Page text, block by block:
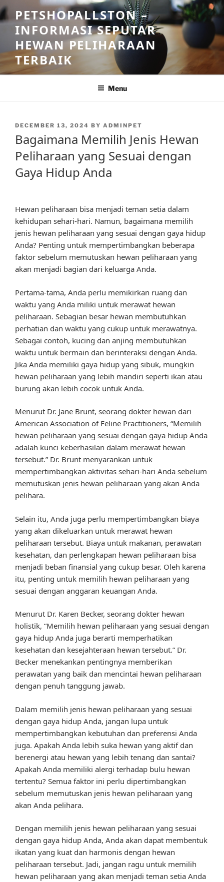
Skip
to
content
PETSHOPALLSTON –
INFORMASI SEPUTAR
HEWAN PELIHARAAN
TERBAIK
Menu
POSTED
DECEMBER 13, 2024 BY ADMINPET
Bagaimana Memilih Jenis Hewan
Peliharaan yang Sesuai dengan
Gaya Hidup Anda
Hewan peliharaan bisa menjadi teman setia dalam
kehidupan sehari-hari. Namun, bagaimana memilih
jenis hewan peliharaan yang sesuai dengan gaya hidup
Anda? Penting untuk mempertimbangkan beberapa
faktor sebelum memutuskan hewan peliharaan yang
akan menjadi bagian dari keluarga Anda.
Pertama-tama, Anda perlu memikirkan ruang dan
waktu yang Anda miliki untuk merawat hewan
peliharaan. Sebagian besar hewan membutuhkan
perhatian dan waktu yang cukup untuk merawatnya.
Sebagai contoh, kucing dan anjing membutuhkan
waktu untuk bermain dan berinteraksi dengan Anda.
Jika Anda memiliki gaya hidup yang sibuk, mungkin
hewan peliharaan yang lebih mandiri seperti ikan atau
burung akan lebih cocok untuk Anda.
Menurut Dr. Jane Brunt, seorang dokter hewan dari
American Association of Feline Practitioners, “Memilih
hewan peliharaan yang sesuai dengan gaya hidup Anda
adalah kunci keberhasilan dalam merawat hewan
tersebut.” Dr. Brunt menyarankan untuk
mempertimbangkan aktivitas sehari-hari Anda sebelum
memutuskan jenis hewan peliharaan yang akan Anda
pelihara.
Selain itu, Anda juga perlu mempertimbangkan biaya
yang akan dikeluarkan untuk merawat hewan
peliharaan tersebut. Biaya untuk makanan, perawatan
kesehatan, dan perlengkapan hewan peliharaan bisa
menjadi beban finansial yang cukup besar. Oleh karena
itu, penting untuk memilih hewan peliharaan yang
sesuai dengan anggaran keuangan Anda.
Menurut Dr. Karen Becker, seorang dokter hewan
holistik, “Memilih hewan peliharaan yang sesuai dengan
gaya hidup Anda juga berarti memperhatikan
kesehatan dan kesejahteraan hewan tersebut.” Dr.
Becker menekankan pentingnya memberikan
perawatan yang baik dan mencintai hewan peliharaan
dengan penuh tanggung jawab.
Dalam memilih jenis hewan peliharaan yang sesuai
dengan gaya hidup Anda, jangan lupa untuk
mempertimbangkan kebutuhan dan preferensi Anda
juga. Apakah Anda lebih suka hewan yang aktif dan
berenergi atau hewan yang lebih tenang dan santai?
Apakah Anda memiliki alergi terhadap bulu hewan
tertentu? Semua faktor ini perlu dipertimbangkan
sebelum memutuskan jenis hewan peliharaan yang
akan Anda pelihara.
Dengan memilih jenis hewan peliharaan yang sesuai
dengan gaya hidup Anda, Anda akan dapat membentuk
ikatan yang kuat dan harmonis dengan hewan
peliharaan tersebut. Jadi, jangan ragu untuk memilih
hewan peliharaan yang akan menjadi teman setia Anda